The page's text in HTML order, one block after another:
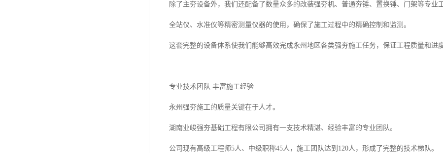
除了主夯设备外，我们还配备了数量众多的改装强夯机、普通夯锤、置换锤、门架等专业
全站仪、水准仪等精密测量仪器的使用，确保了施工过程中的精确控制和监测。
这套完整的设备体系使我们能够高效完成永州地区各类强夯施工任务，保证工程质量和进度
专业技术团队 丰富施工经验
永州强夯施工的质量关键在于人才。
湖南业峻强夯基础工程有限公司拥有一支技术精湛、经验丰富的专业团队。
公司现有高级工程师5人、中级职称45人，施工团队达到120人，形成了完整的技术梯队。